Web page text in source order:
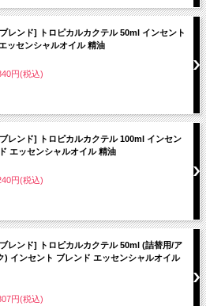
レンド] トロピカルカクテル 50ml インセント
ッセンシャルオイル 精油
円(税込)
レンド] トロピカルカクテル 100ml インセン
エッセンシャルオイル 精油
円(税込)
レンド] トロピカルカクテル 50ml (詰替用/ア
) インセント ブレンド エッセンシャルオイル
円(税込)